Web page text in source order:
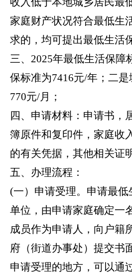
家庭财产状况符合最低生
求的，均可提出最低生活
三、 2025年最低生活保障
保标准为7416元/年； 二是
770元/月；
四、申请材料： 申请书，
簿原件和复印件，家庭收
的有关凭据，其他相关证
五、办理流程：
(一）申请受理。 申请最低
单位，由申请家庭确定一
成员作为申请人，向户籍
府（街道办事处）提交书
申请受理的地方，可以通